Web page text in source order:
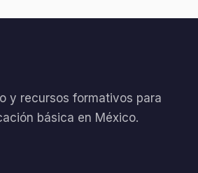
y recursos formativos para
básica en México.